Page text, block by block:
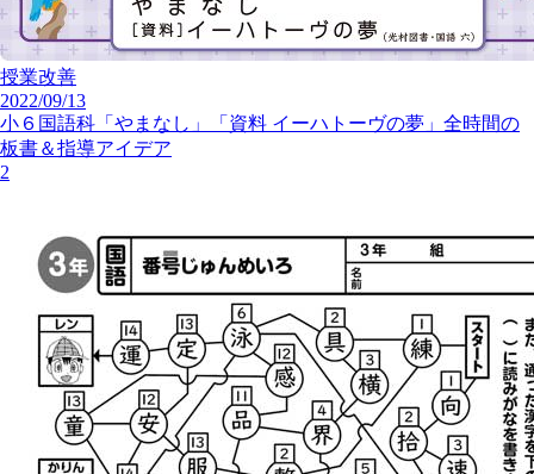
授業改善
2022/09/13
小６国語科「やまなし」「資料 イーハトーヴの夢」全時間の
板書＆指導アイデア
2